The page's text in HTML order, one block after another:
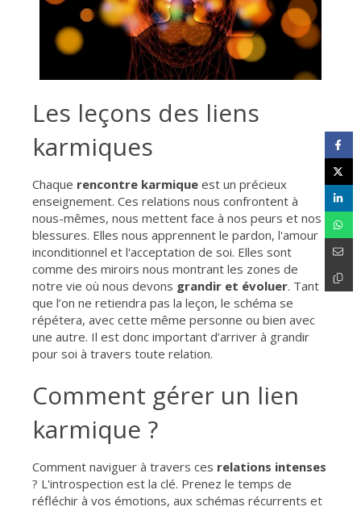
Les leçons des liens
karmiques
Chaque rencontre karmique est un précieux
enseignement. Ces relations nous confrontent à
nous-mêmes, nous mettent face à nos peurs et nos
blessures. Elles nous apprennent le pardon, l'amour
inconditionnel et l'acceptation de soi. Elles sont
comme des miroirs nous montrant les zones de
notre vie où nous devons grandir et évoluer. Tant
que l’on ne retiendra pas la leçon, le schéma se
répétera, avec cette même personne ou bien avec
une autre. Il est donc important d’arriver à grandir
pour soi à travers toute relation.
Comment gérer un lien
karmique ?
Comment naviguer à travers ces relations intenses
? L'introspection est la clé. Prenez le temps de
réfléchir à vos émotions, aux schémas récurrents et